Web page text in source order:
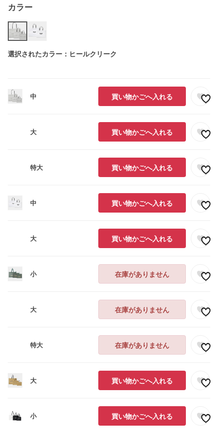
カラー
選択されたカラー：ヒールクリーク
中 買い物かごへ入れる
大 買い物かごへ入れる
特大 買い物かごへ入れる
中 買い物かごへ入れる
大 買い物かごへ入れる
小 在庫がありません
大 在庫がありません
特大 在庫がありません
大 買い物かごへ入れる
小 買い物かごへ入れる